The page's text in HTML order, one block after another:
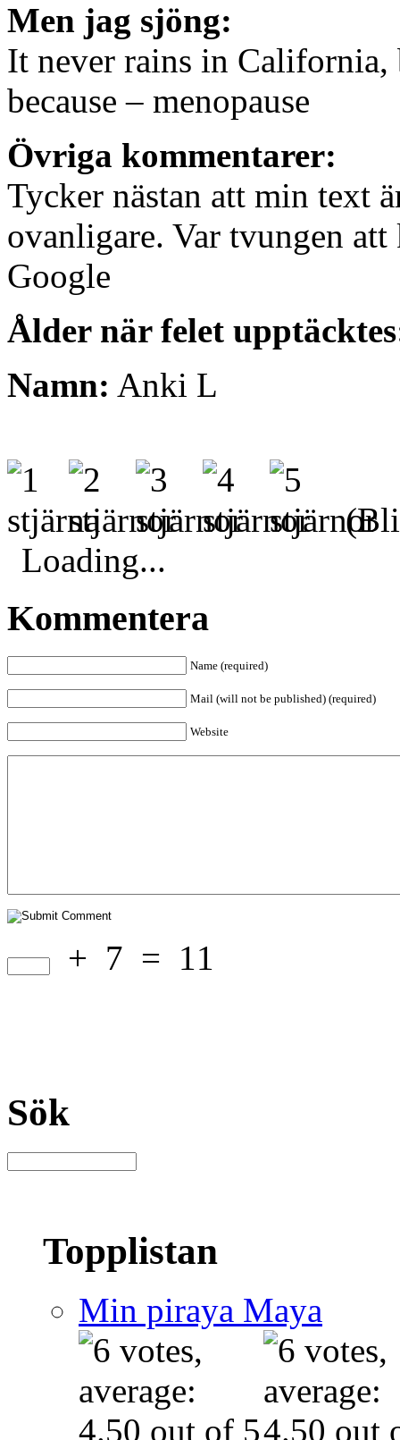
Men jag sjöng:
It never rains in
because – menopause
Övriga kommentarer:
Tycker nästan att min text
ovanligare. Var tvungen
Google
Ålder när felet
Namn: Anki L
(Bli
Loading...
Kommentera
Name (required)
Mail (will not be published) (required)
Website
+ 7 = 11
Sök
Topplistan
Min piraya Maya